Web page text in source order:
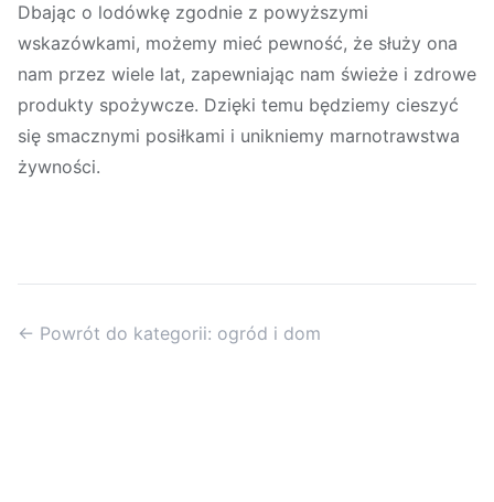
Dbając o lodówkę zgodnie z powyższymi
wskazówkami, możemy mieć pewność, że służy ona
nam przez wiele lat, zapewniając nam świeże i zdrowe
produkty spożywcze. Dzięki temu będziemy cieszyć
się smacznymi posiłkami i unikniemy marnotrawstwa
żywności.
← Powrót do kategorii: ogród i dom